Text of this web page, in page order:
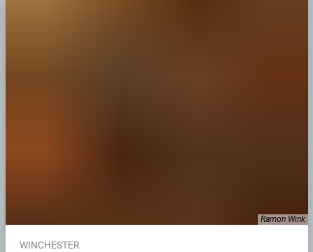
Ramon Wink
WINCHESTER